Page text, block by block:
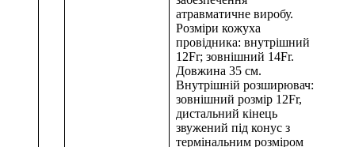
атравматичне виробу.
Розміри кожуха
провідника: внутрішний
12Fr; зовнішний 14Fr.
Довжина 35 см.
Внутрішній розширювач:
зовнішний розмір 12Fr,
дистальний кінець
звужений під конус з
термінальним розміром